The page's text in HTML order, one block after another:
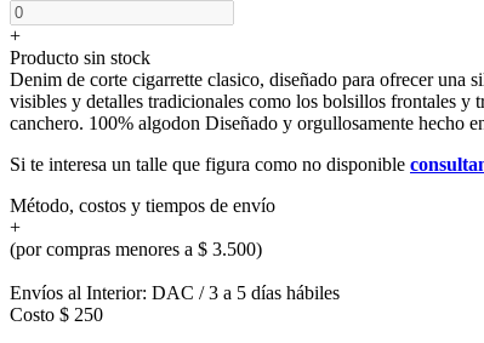
+
Producto sin stock
Denim de corte cigarrette clasico, diseñado para ofrecer una
visibles y detalles tradicionales como los bolsillos frontales y
canchero. 100% algodon Diseñado y orgullosamente hecho
Si te interesa un talle que figura como no disponible
Método, costos y tiempos de envío
+
(por compras menores a $ 3.500)
Envíos al Interior: DAC / 3 a 5 días hábiles
Costo $ 250